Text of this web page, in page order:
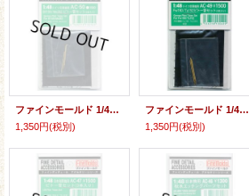
ファインモールド 1/48 Bf109/Me262ピトー管セット
1,350円(税別)
ファインモールド 1/48 Fw190/Ta152ピトー管セット
1,350円(税別)